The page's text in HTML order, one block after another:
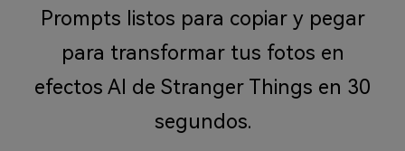
Prompts listos para copiar y pegar
para transformar tus fotos en
efectos AI de Stranger Things en 30
segundos.